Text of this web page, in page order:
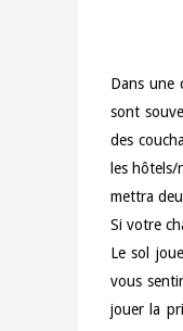
Dans une
sont
des
les
mettra
Si votre
Le sol
vous
jouer la